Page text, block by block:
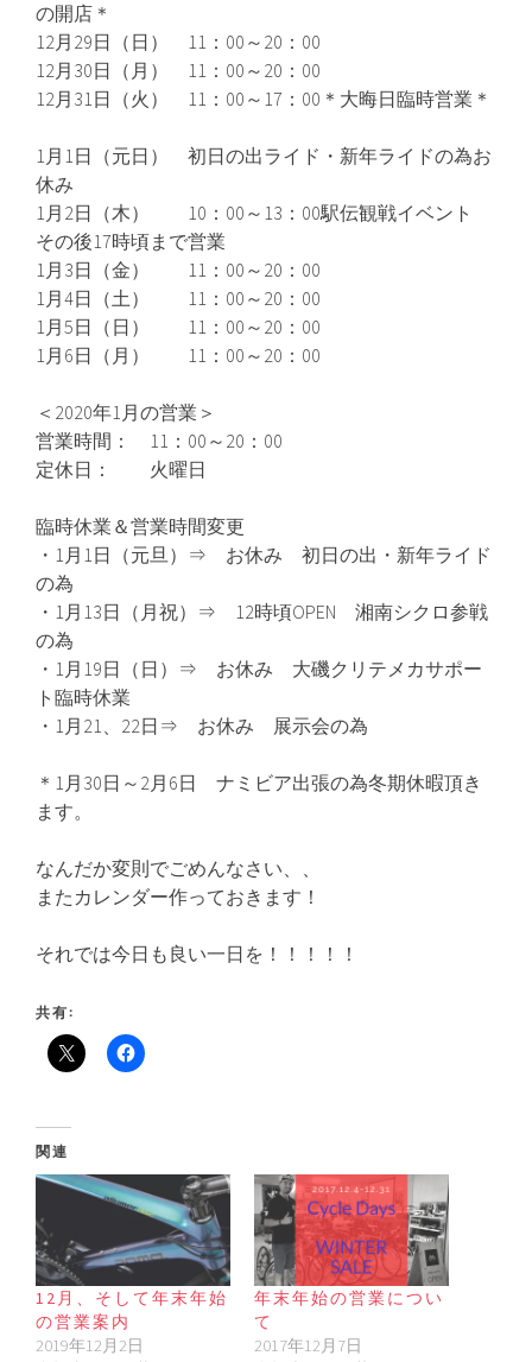
の開店＊
12月29日（日） 11：00～20：00
12月30日（月） 11：00～20：00
12月31日（火） 11：00～17：00＊大晦日臨時営業＊
1月1日（元日） 初日の出ライド・新年ライドの為お
休み
1月2日（木） 10：00～13：00駅伝観戦イベント
その後17時頃まで営業
1月3日（金） 11：00～20：00
1月4日（土） 11：00～20：00
1月5日（日） 11：00～20：00
1月6日（月） 11：00～20：00
＜2020年1月の営業＞
営業時間： 11：00～20：00
定休日： 火曜日
臨時休業＆営業時間変更
・1月1日（元旦）⇒ お休み 初日の出・新年ライド
の為
・1月13日（月祝）⇒ 12時頃OPEN 湘南シクロ参戦
の為
・1月19日（日）⇒ お休み 大磯クリテメカサポー
ト臨時休業
・1月21、22日⇒ お休み 展示会の為
＊1月30日～2月6日 ナミビア出張の為冬期休暇頂き
ます。
なんだか変則でごめんなさい、、
またカレンダー作っておきます！
それでは今日も良い一日を！！！！！
共有:
関連
12月、そして年末年始
の営業案内
2019年12月2日
年末年始の営業につい
て
2017年12月7日